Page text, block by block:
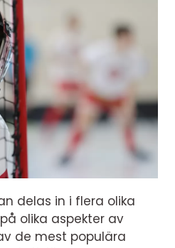
delas in i flera olika
olika aspekter av
de mest populära